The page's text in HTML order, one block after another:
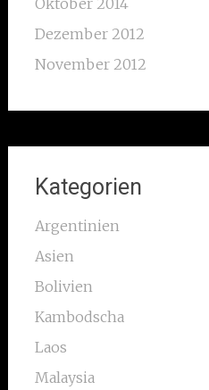
Oktober 2014
Dezember 2012
November 2012
Kategorien
Argentinien
Asien
Bolivien
Kambodscha
Laos
Malaysia